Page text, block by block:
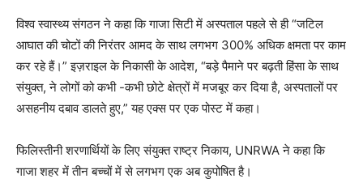
विश्व स्वास्थ्य संगठन ने कहा कि गाजा सिटी में अस्पताल पहले से ही “जटिल
आघात की चोटों की निरंतर आमद के साथ लगभग 300% अधिक क्षमता पर काम
कर रहे हैं।” इज़राइल के निकासी के आदेश, “बड़े पैमाने पर बढ़ती हिंसा के साथ
संयुक्त, ने लोगों को कभी -कभी छोटे क्षेत्रों में मजबूर कर दिया है, अस्पतालों पर
असहनीय दबाव डालते हुए,” यह एक्स पर एक पोस्ट में कहा।
फिलिस्तीनी शरणार्थियों के लिए संयुक्त राष्ट्र निकाय, UNRWA ने कहा कि
गाजा शहर में तीन बच्चों में से लगभग एक अब कुपोषित है।